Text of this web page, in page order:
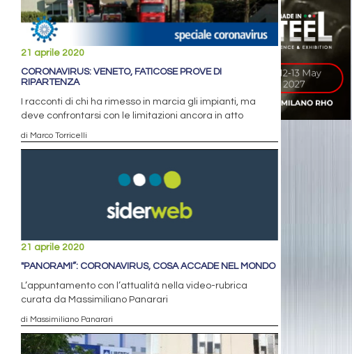
21 aprile 2020
CORONAVIRUS: VENETO, FATICOSE PROVE DI
RIPARTENZA
I racconti di chi ha rimesso in marcia gli impianti, ma
deve confrontarsi con le limitazioni ancora in atto
di Marco Torricelli
21 aprile 2020
"PANORAMI”: CORONAVIRUS, COSA ACCADE NEL MONDO
L’appuntamento con l’attualità nella video-rubrica
curata da Massimiliano Panarari
di Massimiliano Panarari